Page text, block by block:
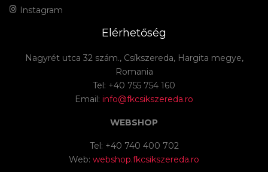
Instagram
Elérhetőség
Nagyrét utca 32 szám., Csíkszereda, Hargita megye,
Romania
Tel: +40 755 754 160
Email: info@fkcsikszereda.ro
WEBSHOP
Tel: +40 740 400 702
Web: webshop.fkcsikszereda.ro